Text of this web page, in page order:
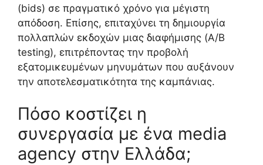
(bids) σε πραγματικό χρόνο για μέγιστη
απόδοση. Επίσης, επιταχύνει τη δημιουργία
πολλαπλών εκδοχών μιας διαφήμισης (A/B
testing), επιτρέποντας την προβολή
εξατομικευμένων μηνυμάτων που αυξάνουν
την αποτελεσματικότητα της καμπάνιας.
Πόσο κοστίζει η
συνεργασία με ένα media
agency στην Ελλάδα;